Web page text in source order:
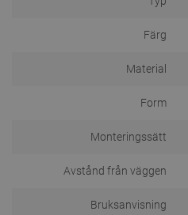
Färg
Material
Form
Monteringssätt
Avstånd från väggen
Bruksanvisning